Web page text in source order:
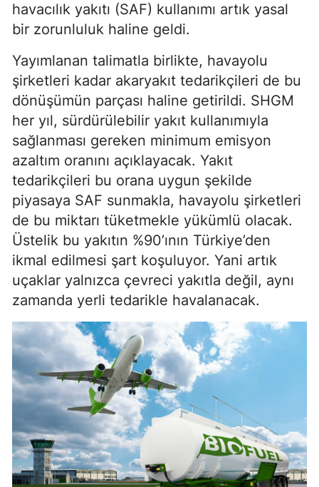
havacılık yakıtı (SAF) kullanımı artık yasal
bir zorunluluk haline geldi.
Yayımlanan talimatla birlikte, havayolu
şirketleri kadar akaryakıt tedarikçileri de bu
dönüşümün parçası haline getirildi. SHGM
her yıl, sürdürülebilir yakıt kullanımıyla
sağlanması gereken minimum emisyon
azaltım oranını açıklayacak. Yakıt
tedarikçileri bu orana uygun şekilde
piyasaya SAF sunmakla, havayolu şirketleri
de bu miktarı tüketmekle yükümlü olacak.
Üstelik bu yakıtın %90’ının Türkiye’den
ikmal edilmesi şart koşuluyor. Yani artık
uçaklar yalnızca çevreci yakıtla değil, aynı
zamanda yerli tedarikle havalanacak.